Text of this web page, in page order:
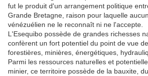
fut le produit d'un arrangement politique
Grande Bretagne, raison pour laquelle
vénézuélien ne le reconnaît ni ne l'accepte.
L'Esequibo possède de grandes richesses
confèrent un fort potentiel du point de vue
forestières, minières, énergétiques,
Parmi les ressources naturelles et
minier, ce territoire possède de la bauxite,